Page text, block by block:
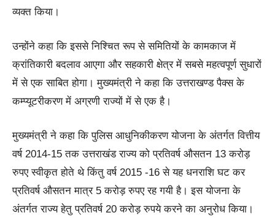
व्यक्त किया।
उन्होंने कहा कि इससे निश्चित रूप से समितियों के कामकाज में
क्रांतिकारी बदलाव आएगा और सहकारी क्षेत्र में सबसे महत्वपूर्ण सुधारों
में से एक साबित होगा। मुख्यमंत्री ने कहा कि उत्तराखण्ड पैक्स के
कम्प्यूटरीकरण में अग्रणी राज्यों में से एक है।
मुख्यमंत्री ने कहा कि पुलिस आधुनिकीकरण योजना के अंतर्गत वित्तीय
वर्ष 2014-15 तक उत्तराखंड राज्य को प्रतिवर्ष औसतन 13 करोड़
रुपए स्वीकृत होते थे किंतु वर्ष 2015 -16 से यह धनराशि घट कर
प्रतिवर्ष औसतन मात्र 5 करोड़ रुपए रह गयी है। इस योजना के
अंतर्गत राज्य हेतु प्रतिवर्ष 20 करोड़ रुपये करने का अनुरोध किया।